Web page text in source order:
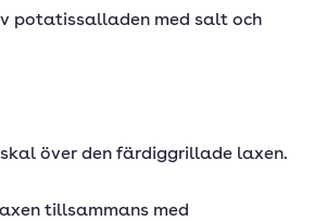
potatissalladen med salt och
över den färdiggrillade laxen.
tillsammans med